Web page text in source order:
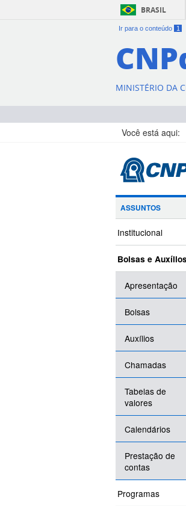
BRASIL
Ir para o conteúdo 1
MINISTÉRIO DA
Você está aqui:
ASSUNTOS
Institucional
Bolsas e
Apresentação
Bolsas
Auxílios
Chamadas
Tabelas de
valores
Calendários
Prestação de
contas
Programas